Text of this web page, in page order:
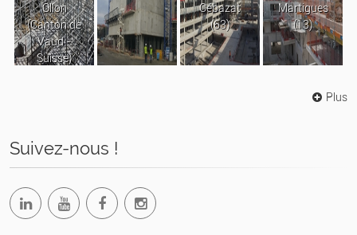
Ollon
(Canton de
Vaud -
Suisse)
Cébazat
(63)
Martigues
(13)
Plus
Suivez-nous !